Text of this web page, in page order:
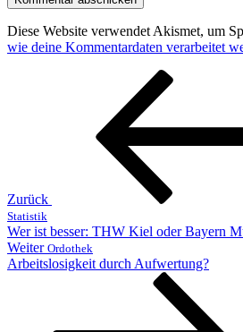
Diese Website verwendet Akismet, um
wie deine Kommentardaten verarbeitet
Beitragsnavigation
Zurück
Statistik
Wer ist besser: THW Kiel oder Bayern
Nächster
Beitrag
Weiter Ordothek
Arbeitslosigkeit durch Aufwertung?